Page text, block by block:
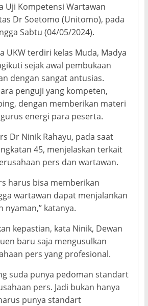
Uji Kompetensi Wartawan
Dr Soetomo (Unitomo), pada
Sabtu (04/05/2024).
UKW terdiri kelas Muda, Madya
sejak awal pembukaan
dengan sangat antusias.
penguji yang kompeten,
dengan memberikan materi
energi para peserta.
Dr Ninik Rahayu, pada saat
45, menjelaskan terkait
pers dan wartawan.
harus bisa memberikan
wartawan dapat menjalankan
nyaman,” katanya.
kepastian, kata Ninik, Dewan
baru saja mengusulkan
pers yang profesional.
suda punya pedoman standart
pers. Jadi bukan hanya
punya standart